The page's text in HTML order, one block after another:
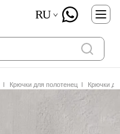
RU
Крючки для полотенец Крючки